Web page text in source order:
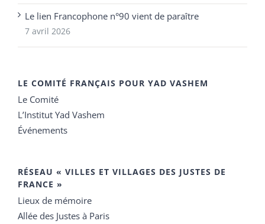
Le lien Francophone n°90 vient de paraître
7 avril 2026
LE COMITÉ FRANÇAIS POUR YAD VASHEM
Le Comité
L’Institut Yad Vashem
Événements
RÉSEAU « VILLES ET VILLAGES DES JUSTES DE
FRANCE »
Lieux de mémoire
Allée des Justes à Paris